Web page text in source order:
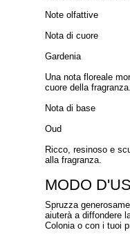
Note olfattive
Nota di cuore
Gardenia
Una nota floreale
cuore della
Nota di base
Oud
Ricco, resinoso e
alla fragranza.
MODO
Spruzza
aiuterà a diffondere
Colonia o con i tuoi